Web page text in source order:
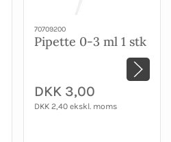
70709200
Pipette 0-3 ml 1 stk
DKK 3,00
DKK 2,40 ekskl. moms